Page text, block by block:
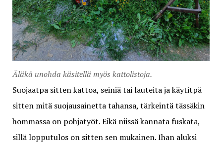
Äläkä unohda käsitellä myös kattolistoja.
Suojaatpa sitten kattoa, seiniä tai lauteita ja käytitpä
sitten mitä suojausainetta tahansa, tärkeintä tässäkin
hommassa on pohjatyöt. Eikä niissä kannata fuskata,
sillä lopputulos on sitten sen mukainen. Ihan aluksi